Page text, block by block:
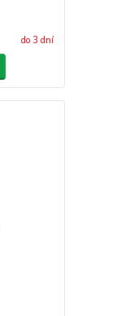
do 3 dní